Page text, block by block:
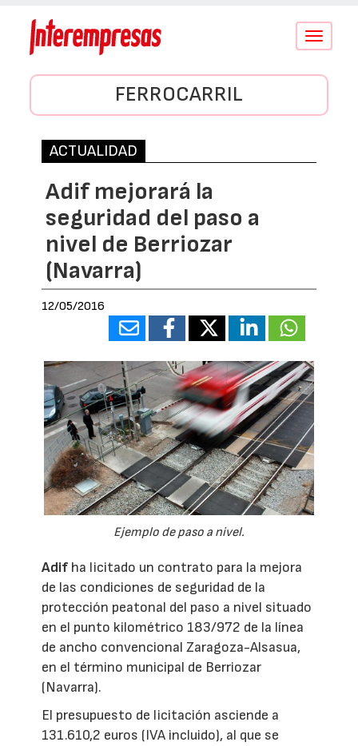
Conmutar
FERROCARRIL
ACTUALIDAD
Adif mejorará la
seguridad del paso a
nivel de Berriozar
(Navarra)
12/05/2016
Ejemplo de paso a nivel.
Adif ha licitado un contrato para la mejora
de las condiciones de seguridad de la
protección peatonal del paso a nivel situado
en el punto kilométrico 183/972 de la línea
de ancho convencional Zaragoza-Alsasua,
en el término municipal de Berriozar
(Navarra).
El presupuesto de licitación asciende a
131.610,2 euros (IVA incluido), al que se